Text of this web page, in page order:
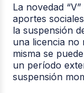
La novedad
aportes
la suspensión
una licencia no
misma se
un período
suspensión